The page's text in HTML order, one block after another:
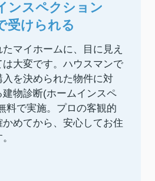
ンスペクション
受けられる
マイホームに、目に見え
大変です。ハウスマンで
を決められた物件に対
建物診断(ホームインスペ
料で実施。プロの客観的
めてから、安心してお住